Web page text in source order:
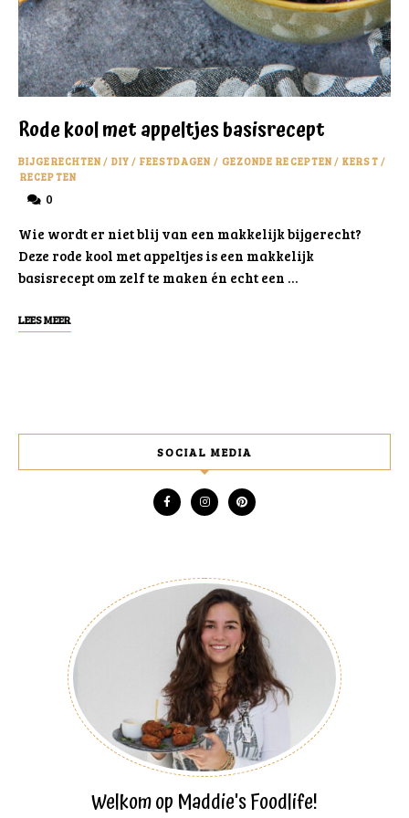
Rode kool met appeltjes basisrecept
BIJGERECHTEN/ DIY / FEESTDAGEN / GEZONDE RECEPTEN/ KERST /
RECEPTEN
0
Wie wordt er niet blij van een makkelijk bijgerecht?
Deze rode kool met appeltjes is een makkelijk
basisrecept om zelf te maken én echt een …
LEES MEER
SOCIAL MEDIA
Welkom op Maddie's Foodlife!